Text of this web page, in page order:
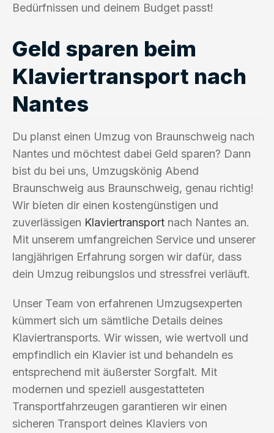
Bedürfnissen und deinem Budget passt!
Geld sparen beim
Klaviertransport nach
Nantes
Du planst einen Umzug von Braunschweig nach
Nantes und möchtest dabei Geld sparen? Dann
bist du bei uns, Umzugskönig Abend
Braunschweig aus Braunschweig, genau richtig!
Wir bieten dir einen kostengünstigen und
zuverlässigen Klaviertransport nach Nantes an.
Mit unserem umfangreichen Service und unserer
langjährigen Erfahrung sorgen wir dafür, dass
dein Umzug reibungslos und stressfrei verläuft.
Unser Team von erfahrenen Umzugsexperten
kümmert sich um sämtliche Details deines
Klaviertransports. Wir wissen, wie wertvoll und
empfindlich ein Klavier ist und behandeln es
entsprechend mit äußerster Sorgfalt. Mit
modernen und speziell ausgestatteten
Transportfahrzeugen garantieren wir einen
sicheren Transport deines Klaviers von